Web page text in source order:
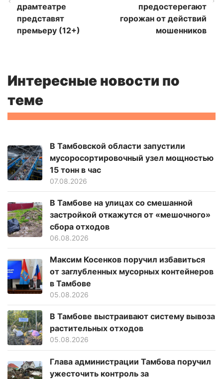
драмтеатре
представят
премьеру (12+)
предостерегают
горожан от действий
мошенников
Интересные новости по
теме
В Тамбовской области запустили
мусоросортировочный узел мощностью
15 тонн в час
07.08.2026
В Тамбове на улицах со смешанной
застройкой откажутся от «мешочного»
сбора отходов
06.08.2026
Максим Косенков поручил избавиться
от заглубленных мусорных контейнеров
в Тамбове
05.08.2026
В Тамбове выстраивают систему вывоза
растительных отходов
05.08.2026
Глава администрации Тамбова поручил
ужесточить контроль за